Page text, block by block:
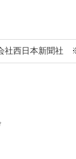
社西日本新聞社